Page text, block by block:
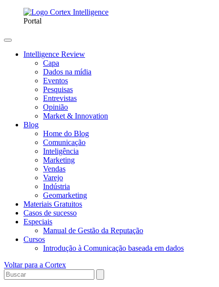
Portal
Intelligence Review
Capa
Dados na mídia
Eventos
Pesquisas
Entrevistas
Opinião
Market & Innovation
Blog
Home do Blog
Comunicação
Inteligência
Marketing
Vendas
Varejo
Indústria
Geomarketing
Materiais Gratuitos
Casos de sucesso
Especiais
Manual de Gestão da Reputação
Cursos
Introdução à Comunicação baseada em dados
Voltar para a Cortex